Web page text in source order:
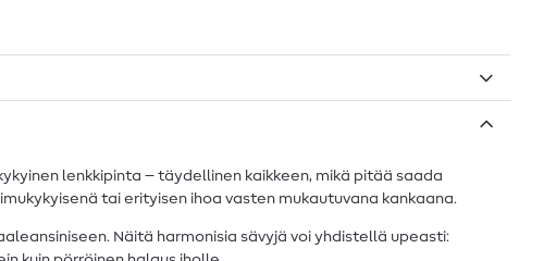
lenkkipinta – täydellinen kaikkeen, mikä pitää saada
tai erityisen ihoa vasten mukautuvana kankaana.
Näitä harmonisia sävyjä voi yhdistellä upeasti: